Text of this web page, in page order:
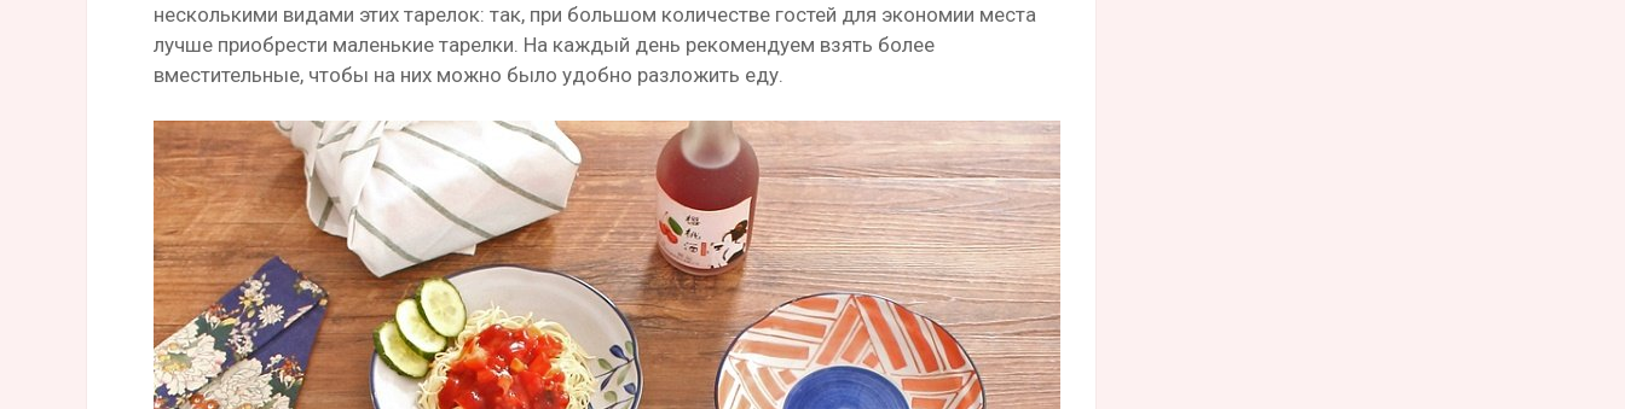
несколькими видами этих тарелок: так, при большом количестве гостей для экономии места
лучше приобрести маленькие тарелки. На каждый день рекомендуем взять более
вместительные, чтобы на них можно было удобно разложить еду.